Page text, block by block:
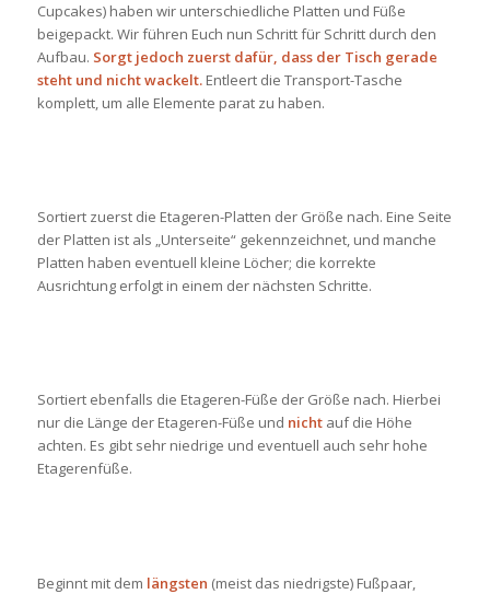
Cupcakes) haben wir unterschiedliche Platten und Füße
beigepackt. Wir führen Euch nun Schritt für Schritt durch den
Aufbau. Sorgt jedoch zuerst dafür, dass der Tisch gerade
steht und nicht wackelt. Entleert die Transport-Tasche
komplett, um alle Elemente parat zu haben.
Sortiert zuerst die Etageren-Platten der Größe nach. Eine Seite
der Platten ist als „Unterseite“ gekennzeichnet, und manche
Platten haben eventuell kleine Löcher; die korrekte
Ausrichtung erfolgt in einem der nächsten Schritte.
Sortiert ebenfalls die Etageren-Füße der Größe nach. Hierbei
nur die Länge der Etageren-Füße und nichtauf die Höhe
achten. Es gibt sehr niedrige und eventuell auch sehr hohe
Etagerenfüße.
Beginnt mit dem längsten (meist das niedrigste) Fußpaar,